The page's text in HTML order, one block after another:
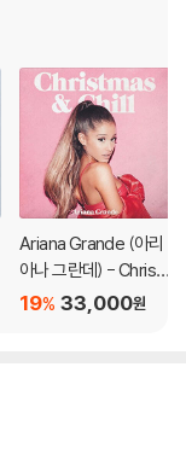
Ariana Grande (아리
아나 그란데) - Christ
mas & Chill33,000원
19%